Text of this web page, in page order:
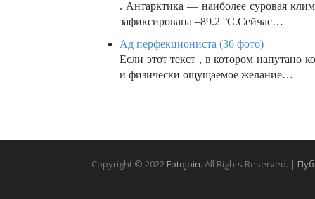
. Антарктика — наиболее суровая
зафиксирована –89.2 °C.Сейчас…
Ад перфекциониста (36 фото)
Если этот текст , в котором напутано
и физически ощущаемое желание…
Copyright © 2022 FotoJoin. All Rights Reserved. |